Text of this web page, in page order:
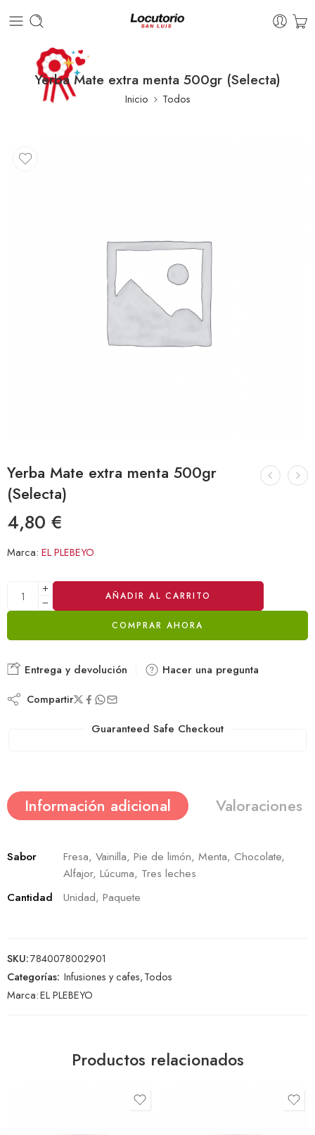
Yerba Mate extra menta 500gr (Selecta)
Inicio Todos
Yerba Mate extra menta 500gr
(Selecta)
4,80 €
Marca: EL PLEBEYO
AÑADIR AL CARRITO
COMPRAR AHORA
Alternative:
Entrega y devolución Hacer una pregunta
Compartir
Guaranteed Safe Checkout
Información adicional Valoraciones
Sabor
Fresa, Vainilla, Pie de limón, Menta, Chocolate,
Alfajor, Lúcuma, Tres leches
Cantidad
Unidad, Paquete
SKU:7840078002901
Categorías: Infusiones y cafes,Todos
Marca:EL PLEBEYO
Productos relacionados